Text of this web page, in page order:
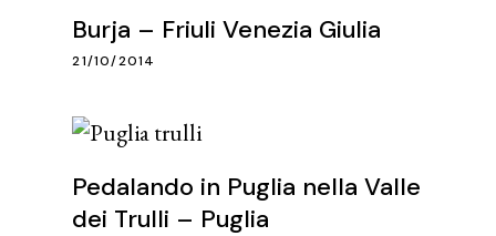
Burja – Friuli Venezia Giulia
21/10/2014
Pedalando in Puglia nella Valle
dei Trulli – Puglia